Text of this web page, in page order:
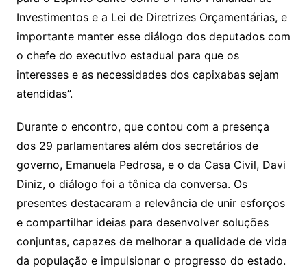
Investimentos e a Lei de Diretrizes Orçamentárias, e
importante manter esse diálogo dos deputados com
o chefe do executivo estadual para que os
interesses e as necessidades dos capixabas sejam
atendidas”.
Durante o encontro, que contou com a presença
dos 29 parlamentares além dos secretários de
governo, Emanuela Pedrosa, e o da Casa Civil, Davi
Diniz, o diálogo foi a tônica da conversa. Os
presentes destacaram a relevância de unir esforços
e compartilhar ideias para desenvolver soluções
conjuntas, capazes de melhorar a qualidade de vida
da população e impulsionar o progresso do estado.